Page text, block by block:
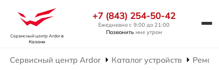
Сервисный центр Ardorв
Казани
+7 (843) 254-50-42
Ежедневно с 9:00 до 21:00
Позвонить мне утром
Сервисный центр Ardor Каталог устройств